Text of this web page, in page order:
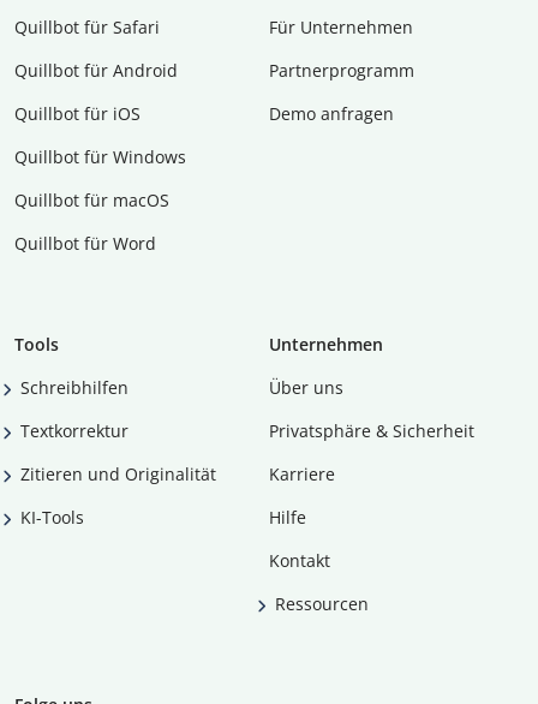
Quillbot für Safari
Quillbot für Android
Quillbot für iOS
Quillbot für Windows
Quillbot für macOS
Quillbot für Word
Für Unternehmen
Partnerprogramm
Demo anfragen
Tools
Schreibhilfen
Textkorrektur
Zitieren und Originalität
KI-Tools
Unternehmen
Über uns
Privatsphäre & Sicherheit
Karriere
Hilfe
Kontakt
Ressourcen